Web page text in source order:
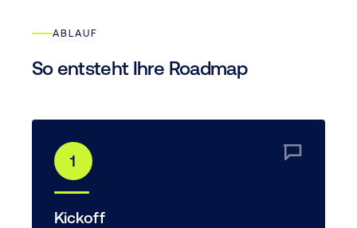
ABLAUF
So entsteht Ihre Roadmap
1
Kickoff